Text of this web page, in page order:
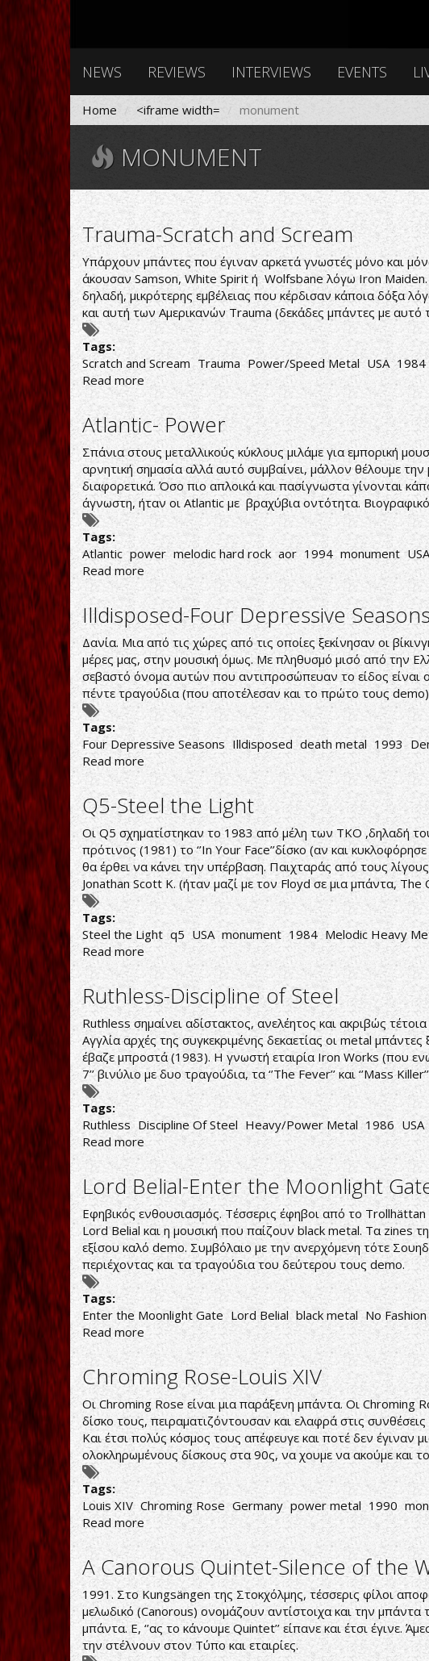
NEWS REVIEWS INTERVIEWS EVENTS
Home <iframe width= monument
MONUMENT
Trauma-Scratch and Scream
Υπάρχουν μπάντες που έγιναν αρκετά γνωστές μόνο και
άκουσαν Samson, White Spirit ή Wolfsbane λόγω Iron
δηλαδή, μικρότερης εμβέλειας που κέρδισαν κάποια δόξα
και αυτή των Αμερικανών Trauma (δεκάδες μπάντες με
Tags:
Scratch and Scream Trauma Power/Speed Metal USA 1984
Read more about
Trauma-
Scratch
and
Scream
Atlantic- Power
Σπάνια στους μεταλλικούς κύκλους μιλάμε για εμπορική
αρνητική σημασία αλλά αυτό συμβαίνει, μάλλον θέλουμε
διαφορετικά. Όσο πιο απλοικά και πασίγνωστα γίνονται
άγνωστη, ήταν οι Atlantic με βραχύβια οντότητα.
Tags:
Atlantic power melodic hard rock aor 1994 monument USA
Read moreabout
Atlantic-
Power
Illdisposed-Four Depressive
Δανία. Μια από τις χώρες από τις οποίες ξεκίνησαν οι
μέρες μας, στην μουσική όμως. Με πληθυσμό μισό από την
σεβαστό όνομα αυτών που αντιπροσώπευαν το είδος είναι
πέντε τραγούδια (που αποτέλεσαν και το πρώτο τους
Tags:
Four Depressive Seasons Illdisposed death metal 1993
Read moreabout
Illdisposed-
Four
Depressive
Seasons
Q5-Steel the Light
Οι Q5 σχηματίστηκαν το 1983 από μέλη των TKO ,δηλαδή
πρότινος (1981) το ‘’In Your Face’’δίσκο (αν και
θα έρθει να κάνει την υπέρβαση. Παιχταράς από τους
Jonathan Scott K. (ήταν μαζί με τον Floyd σε μια μπάντα, The
Tags:
Steel the Light q5 USA monument 1984 Melodic Heavy
Read more about
Q5-
Steel
the
Light
Ruthless-Discipline of Steel
Ruthless σημαίνει αδίστακτος, ανελέητος και ακριβώς
Αγγλία αρχές της συγκεκριμένης δεκαετίας οι metal
έβαζε μπροστά (1983). Η γνωστή εταιρία Iron Works (που
7’’ βινύλιο με δυο τραγούδια, τα ‘’The Fever’’ και ‘’Mass
Tags:
Ruthless Discipline Of Steel Heavy/Power Metal 1986 USA
Read more about
Ruthless-
Discipline
of
Steel
Lord Belial-Enter the Moonlight
Εφηβικός ενθουσιασμός. Τέσσερις έφηβοι από το
Lord Belial και η μουσική που παίζουν black metal. Τα zines
εξίσου καλό demo. Συμβόλαιο με την ανερχόμενη τότε
περιέχοντας και τα τραγούδια του δεύτερου τους demo.
Tags:
Enter the Moonlight Gate Lord Belial black metal No
Read more about
Lord
Belial-
Enter
the
Moonlight
Gate
Chroming Rose-Louis XIV
Οι Chroming Rose είναι μια παράξενη μπάντα. Οι Chroming
δίσκο τους, πειραματιζόντουσαν και ελαφρά στις
Και έτσι πολύς κόσμος τους απέφευγε και ποτέ δεν
ολοκληρωμένους δίσκους στα 90ς, να χουμε να ακούμε και
Tags:
Louis XIV Chroming Rose Germany power metal 1990
Read moreabout
Chroming
Rose-
Louis
XIV
A Canorous Quintet-Silence of the
1991. Στο Kungsängen της Στοκχόλμης, τέσσερις φίλοι
μελωδικό (Canorous) ονομάζουν αντίστοιχα και την
μπάντα. Ε, ‘’ας το κάνουμε Quintet’’ είπανε και έτσι
την στέλνουν στον Τύπο και εταιρίες.